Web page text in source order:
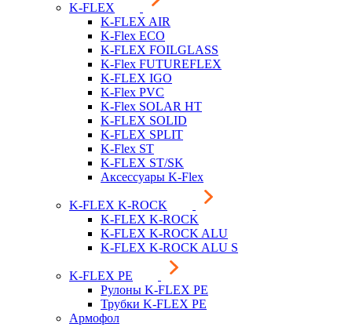
K-FLEX
K-FLEX AIR
K-Flex ECO
K-FLEX FOILGLASS
K-Flex FUTUREFLEX
K-FLEX IGO
K-Flex PVC
K-Flex SOLAR HT
K-FLEX SOLID
K-FLEX SPLIT
K-Flex ST
K-FLEX ST/SK
Аксессуары K-Flex
K-FLEX K-ROCK
K-FLEX K-ROCK
K-FLEX K-ROCK ALU
K-FLEX K-ROCK ALU S
K-FLEX PE
Рулоны K-FLEX PE
Трубки K-FLEX PE
Армофол